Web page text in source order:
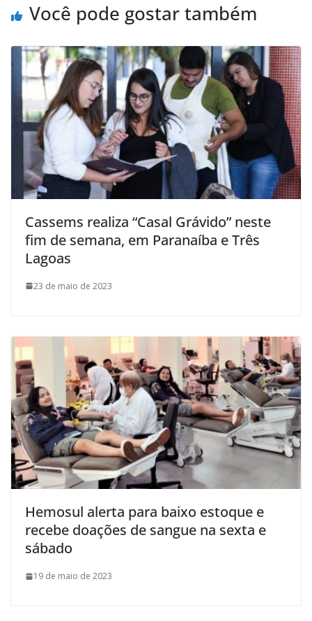
Você pode gostar também
Cassems realiza “Casal Grávido” neste
fim de semana, em Paranaíba e Três
Lagoas
23 de maio de 2023
Hemosul alerta para baixo estoque e
recebe doações de sangue na sexta e
sábado
19 de maio de 2023